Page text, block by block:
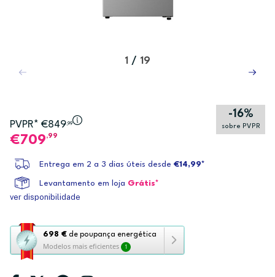
1 / 19
PVPR* €849,99
-16%
sobre PVPR
709,99
Entrega em 2 a 3 dias úteis desde €14,99*
Levantamento em loja Grátis*
ver disponibilidade
698 € de poupança energética
Modelos mais eficientes 1
Esta
ação
abre